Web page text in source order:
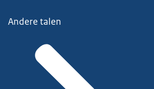
Andere talen